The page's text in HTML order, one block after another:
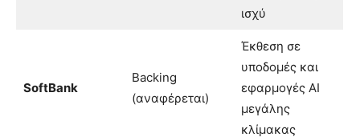
ισχύ
SoftBank
Backing
(αναφέρεται)
Έκθεση σε
υποδομές και
εφαρμογές AI
μεγάλης
κλίμακας